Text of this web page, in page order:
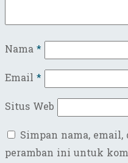
Nama*
Email *
Situs Web
Simpan nama,
peramban ini untuk